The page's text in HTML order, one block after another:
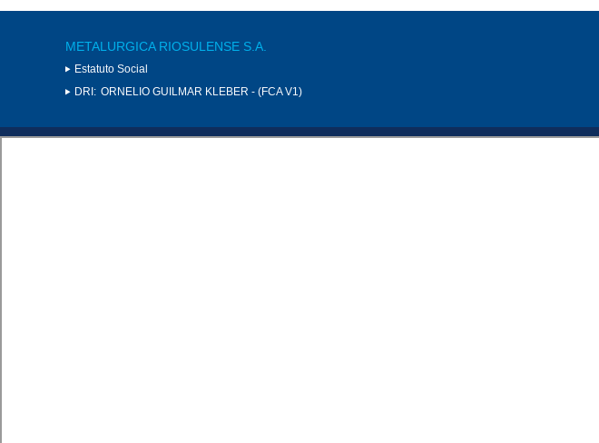
METALURGICA RIOSULENSE S.A.
Estatuto Social
DRI: ORNELIO GUILMAR KLEBER - (FCA V1)